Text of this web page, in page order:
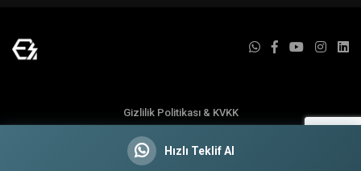
Gizlilik Politikası & KVKK
Hızlı Teklif Al